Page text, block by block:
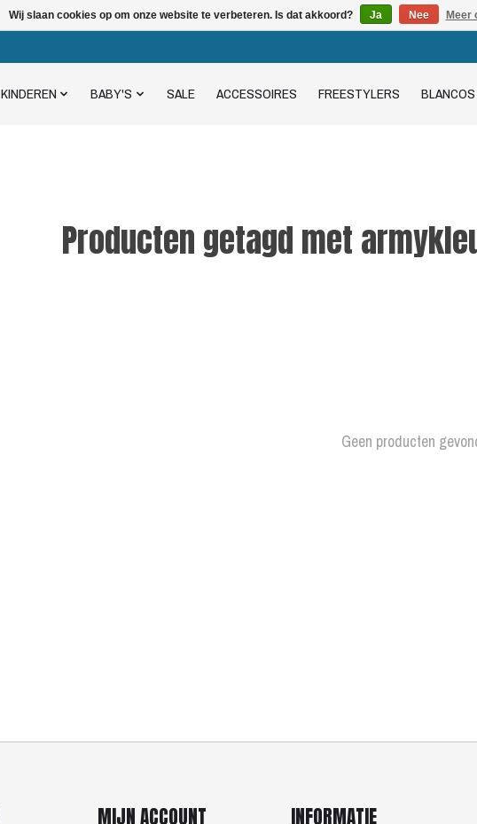
KINDEREN BABY'S SALE ACCESSOIRES FREESTYLERS BLANCOS
Producten getagd met
Geen producten
MIJN ACCOUNT INFORMATIE
Wij slaan cookies op om onze website te verbeteren. Is dat akkoord? Ja Nee Meer